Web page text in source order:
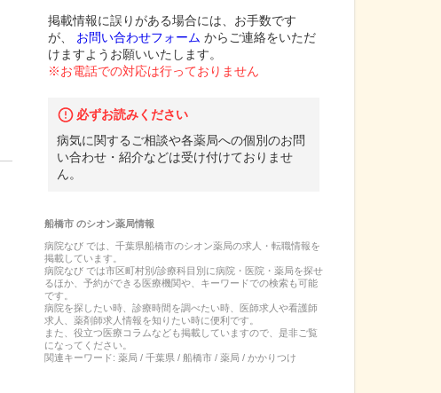
掲載情報に誤りがある場合には、お手数です
が、
お問い合わせフォーム からご連絡をいただ
けますようお願いいたします。
※お電話での対応は行っておりません
必ずお読みください
病気に関するご相談や各薬局への個別のお問
い合わせ・紹介などは受け付けておりませ
ん。
船橋市のシオン薬局情報
病院なび では、 千葉県船橋市のシオン薬局の求人・転職情報を
掲載しています。
病院なび では市区町村別/診療科目別に病院・医院・薬局を探せ
るほか、予約ができる医療機関や、キーワードでの検索も可能
です。
病院を探したい時、診療時間を調べたい時、医師求人や看護師
求人、薬剤師求人情報を知りたい時に便利です。
また、役立つ医療コラムなども掲載していますので、是非ご覧
になってください。
関連キーワード: 薬局 / 千葉県 / 船橋市 / 薬局 / かかりつけ